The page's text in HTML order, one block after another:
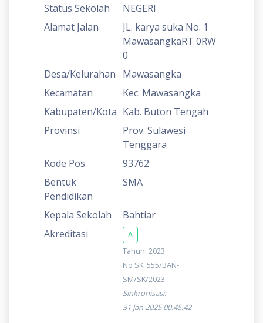
Status Sekolah
NEGERI
Alamat Jalan
JL. karya suka No. 1
MawasangkaRT 0RW
0
Desa/Kelurahan
Mawasangka
Kecamatan
Kec. Mawasangka
Kabupaten/Kota Kab. Buton Tengah
Provinsi
Prov. Sulawesi
Tenggara
Kode Pos
93762
Bentuk
Pendidikan
SMA
Kepala Sekolah
Bahtiar
Akreditasi
A
Tahun: 2023
No SK: 555/BAN-
SM/SK/2023
Sinkronisasi:
31 Jan 2025 00.45.42